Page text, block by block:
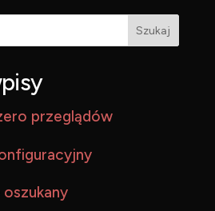
Szukaj
przeglądów